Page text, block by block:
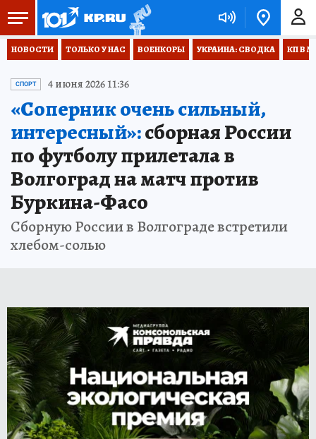
НОВОСТИ ТОЛЬКО У НАС ВОЕНКОРЫ УКРАИНА: СВОДКА КП В
СПОРТ 4 июня 2026 11:36
«Соперник очень сильный,
интересный»:сборная России
по футболу прилетала в
Волгоград на матч против
Буркина-Фасо
Сборную России в Волгограде встретили
хлебом-солью